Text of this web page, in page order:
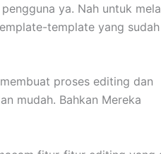
ya. Nah untuk
template yang sudah
proses editing dan
mudah. Bahkan Mereka